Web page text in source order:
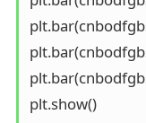
plt.show()